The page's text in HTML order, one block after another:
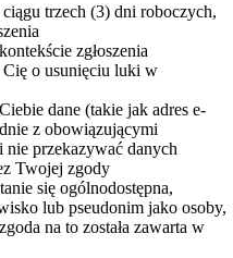
trzech (3) dni roboczych,
zgłoszenia
o usunięciu luki w
dane (takie jak adres e-
z obowiązującymi
nie przekazywać danych
Twojej zgody
się ogólnodostępna,
lub pseudonim jako osoby,
na to została zawarta w